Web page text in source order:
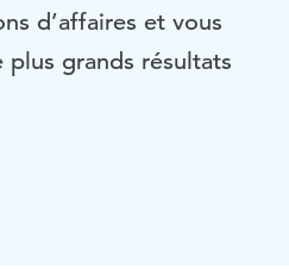
d’affaires et vous
plus grands résultats